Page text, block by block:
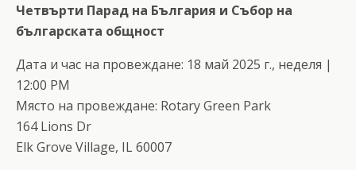
Четвърти Парад на България и Събор на
българската общност
Дата и час на провеждане: 18 май 2025 г., неделя |
12:00 PM
Място на провеждане: Rotary Green Park
164 Lions Dr
Elk Grove Village, IL 60007